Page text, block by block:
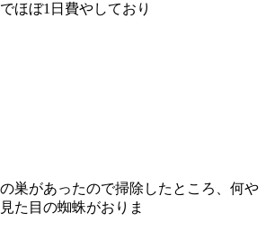
ほぼ1日費やしており
巣があったので掃除したところ、何や
た目の蜘蛛がおりま